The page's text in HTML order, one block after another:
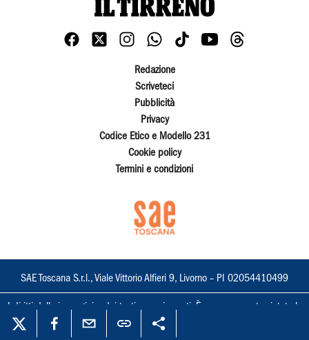
Redazione
Scriveteci
Pubblicità
Privacy
Codice Etico e Modello 231
Cookie policy
Termini e condizioni
SAE Toscana S.r.l., Viale Vittorio Alfieri 9, Livorno – PI 02054410499
I diritti delle immagini e dei testi sono riservati. È espressamente vietata la
loro riproduzione con qualsiasi mezzo e l'adattamento totale o parziale.